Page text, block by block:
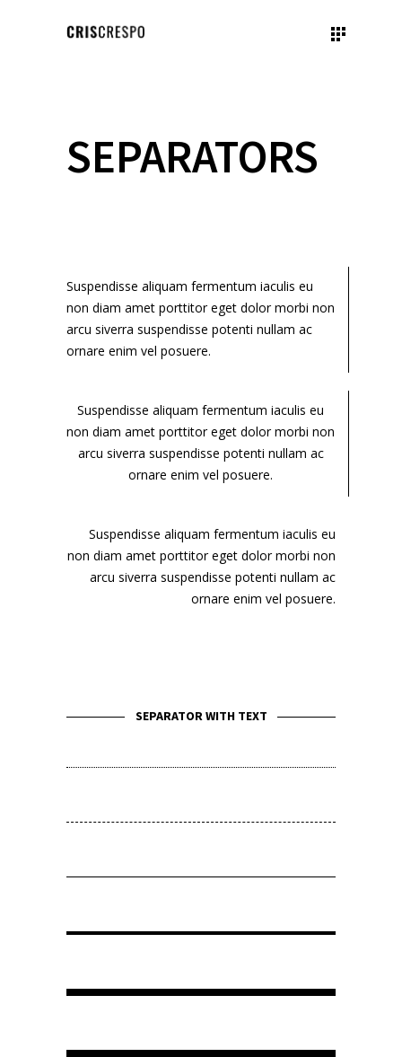
SEPARATORS
Suspendisse aliquam fermentum iaculis eu
non diam amet porttitor eget dolor morbi non
arcu siverra suspendisse potenti nullam ac
ornare enim vel posuere.
Suspendisse aliquam fermentum iaculis eu
non diam amet porttitor eget dolor morbi non
arcu siverra suspendisse potenti nullam ac
ornare enim vel posuere.
Suspendisse aliquam fermentum iaculis eu
non diam amet porttitor eget dolor morbi non
arcu siverra suspendisse potenti nullam ac
ornare enim vel posuere.
SEPARATOR WITH TEXT